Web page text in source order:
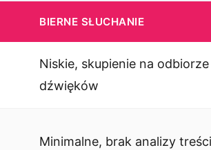
BIERNE SŁUCHANIE
Niskie, skupienie na odbiorze
dźwięków
Minimalne, brak analizy treści